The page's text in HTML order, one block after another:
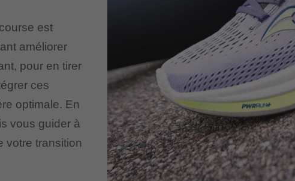
est
améliorer
pour en tirer
ces
optimale. En
vous guider à
votre transition